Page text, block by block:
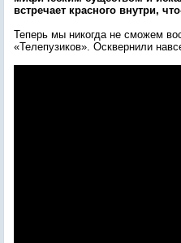
встречает красного внутри,
Теперь мы никогда не сможем
«Телепузиков». Осквернили